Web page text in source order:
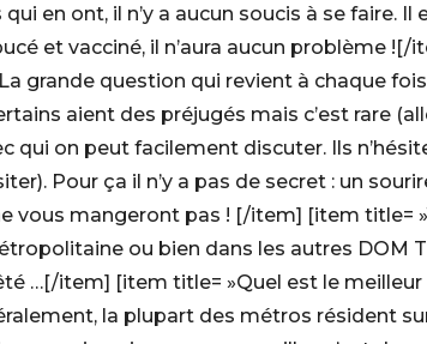
en ont, il n’y a aucun soucis à se faire. Il
et vacciné, il n’aura aucun problème
grande question qui revient à chaque
aient des préjugés mais c’est rare
on peut facilement discuter. Ils
Pour ça il n’y a pas de secret : un
vous mangeront pas ! [/item] [item title=
ou bien dans les autres DOM
…[/item] [item title= »Quel est le
la plupart des métros résident